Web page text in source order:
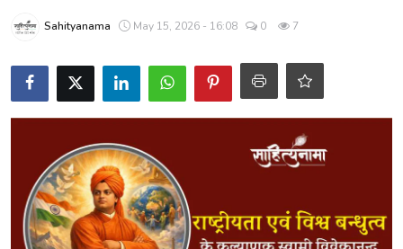
धरोहर
उपन्यास
सिनेमा
Sahityanama May 15, 2026 - 16:08 0 7